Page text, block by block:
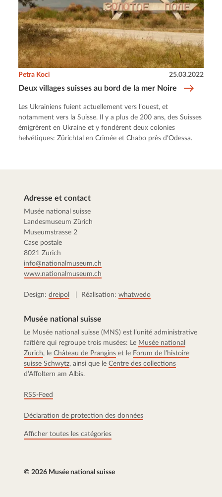
Deux villages suisses au bord de la mer Noire
Petra Koci 25.03.2022
Les Ukrainiens fuient actuellement vers l’ouest, et
notamment vers la Suisse. Il y a plus de 200 ans, des Suisses
émigrèrent en Ukraine et y fondèrent deux colonies
helvétiques: Zürichtal en Crimée et Chabo près d’Odessa.
Adresse et contact
Musée national suisse
Landesmuseum Zürich
Museumstrasse 2
Case postale
8021 Zurich
info@nationalmuseum.ch
www.nationalmuseum.ch
Design: dreipol | Réalisation: whatwedo
Musée national suisse
Le Musée national suisse (MNS) est l’unité administrative
faîtière qui regroupe trois musées: Le Musée national
Zurich, le Château de Prangins et le Forum de l’histoire
suisse Schwytz, ainsi que le Centre des collections
d’Affoltern am Albis.
RSS-Feed
Déclaration de protection des données
Afficher toutes les catégories
© 2026 Musée national suisse